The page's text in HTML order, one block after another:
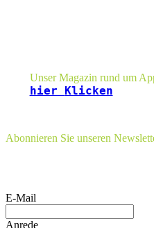
Unser Magazin rund um
hier Klicken
Abonnieren Sie unseren
E-Mail
Anrede